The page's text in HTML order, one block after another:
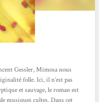
Gessler, Mimosa nous
folle. Ici, il n’est pas
et sauvage, le roman est
musiques cultes. Dans cet